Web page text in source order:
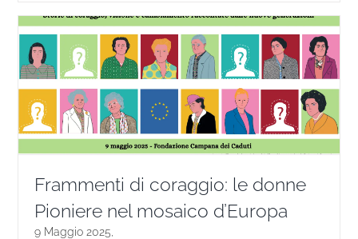
Frammenti di coraggio: le donne
Pioniere nel mosaico d’Europa
9 Maggio 2025,